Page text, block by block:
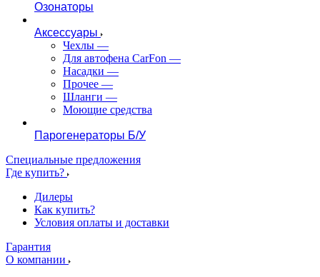
Озонаторы
Аксессуары
Чехлы —
Для автофена CarFon —
Насадки —
Прочее —
Шланги —
Моющие средства
Парогенераторы Б/У
Специальные предложения
Где купить?
Дилеры
Как купить?
Условия оплаты и доставки
Гарантия
О компании